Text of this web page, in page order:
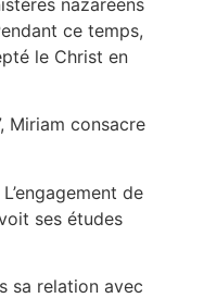
ce temps,
le Christ en
Miriam consacre
de
ses études
sa relation avec